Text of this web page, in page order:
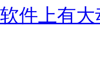
件上有大